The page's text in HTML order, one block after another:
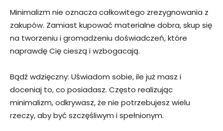
Minimalizm nie oznacza całkowitego zrezygnowania z
zakupów. Zamiast kupować materialne dobra, skup się
na tworzeniu i gromadzeniu doświadczeń, które
naprawdę Cię cieszą i wzbogacają.
Bądź wdzięczny: Uświadom sobie, ile już masz i
doceniaj to, co posiadasz. Często realizując
minimalizm, odkrywasz, że nie potrzebujesz wielu
rzeczy, aby być szczęśliwym i spełnionym.